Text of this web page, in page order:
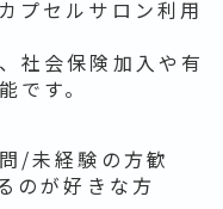
プセルサロン利用
社会保険加入や有
です。
/未経験の方歓
のが好きな方